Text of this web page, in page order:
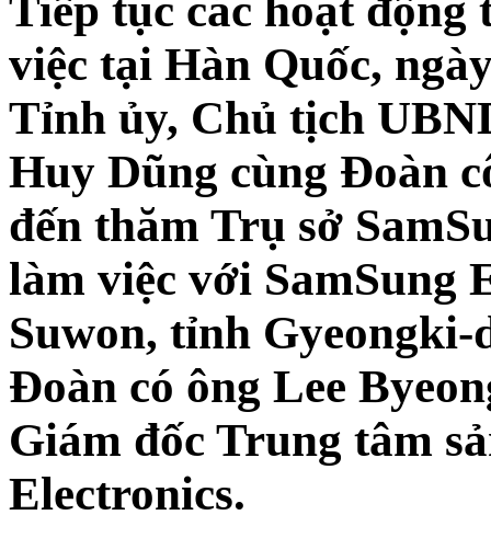
việc tại Hàn Quốc,
Tỉnh ủy, Chủ tịch
Huy Dũng cùng Đoàn
đến thăm Trụ sở
làm việc với SamSung
Suwon, tỉnh
Đoàn có ông Lee
Giám đốc Trung tâm
Electronics.